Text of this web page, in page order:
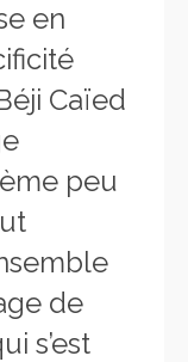
en
Caïed
peu
de
s’est